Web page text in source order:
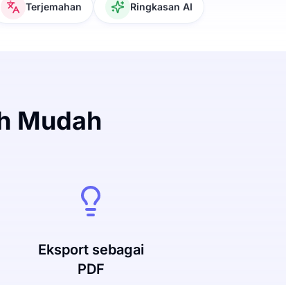
Terjemahan Ringkasan AI
Mudah
Eksport sebagai
PDF